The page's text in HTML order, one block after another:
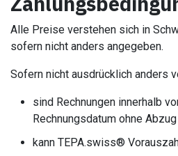
Alle Preise verstehen sich in
sofern nicht anders angegeben.
Sofern nicht ausdrücklich anders
sind Rechnungen innerhalb
Rechnungsdatum ohne
kann TEPA.swiss®